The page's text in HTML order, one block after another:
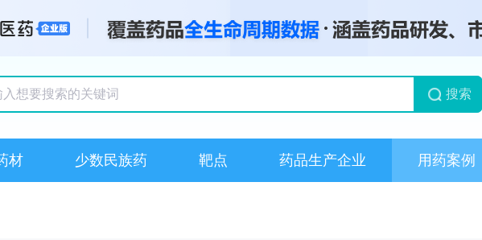
搜索
材 少数民族药 靶点 药品生产企业 用药案例